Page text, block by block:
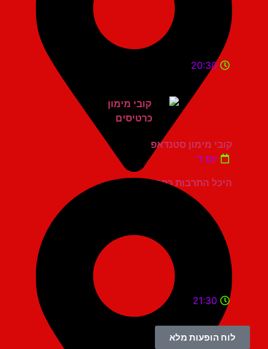
היכל התרבות כפר סבא
20:30
קובי מימון סטנדאפ
יום ד'
21:30
לוח הופעות מלא